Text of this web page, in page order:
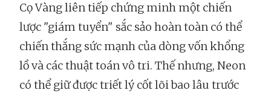
Cọ Vàng liên tiếp chứng minh một chiến
lược "giám tuyển" sắc sảo hoàn toàn có thể
chiến thắng sức mạnh của dòng vốn khổng
lồ và các thuật toán vô tri. Thế nhưng, Neon
có thể giữ được triết lý cốt lõi bao lâu trước